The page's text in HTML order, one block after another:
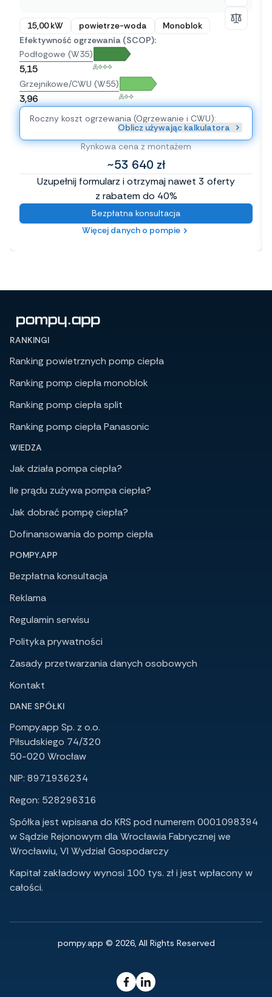
15,00 kW powietrze-woda
Monoblok
Efektywność ogrzewania (SCOP):
Podłogowe (W35)
5,15 A+++
Grzejnikowe/CWU (W55)
3,96 A++
Roczny koszt ogrzewania (Ogrzewanie i CWU):
Oblicz używając kalkulatora
Rynkowa cena z montażem
~53 640 zł
Uzupełnij formularz i otrzymaj nawet 3 oferty
z rabatem do 40%
Bezpłatna konsultacja
Więcej danych o pompie
RANKINGI
Ranking powietrznych pomp ciepła
Ranking pomp ciepła monoblok
Ranking pomp ciepła split
Ranking pomp ciepła Panasonic
WIEDZA
Jak działa pompa ciepła?
Ile prądu zużywa pompa ciepła?
Jak dobrać pompę ciepła?
Dofinansowania do pomp ciepła
POMPY.APP
Bezpłatna konsultacja
Reklama
Regulamin serwisu
Polityka prywatności
Zasady przetwarzania danych osobowych
Kontakt
DANE SPÓŁKI
Pompy.app Sp. z o.o.
Piłsudskiego 74/320
50-020 Wrocław
NIP: 8971936234
Regon: 528296316
Spółka jest wpisana do KRS pod numerem 0001098394
w Sądzie Rejonowym dla Wrocławia Fabrycznej we
Wrocławiu, VI Wydział Gospodarczy
Kapitał zakładowy wynosi 100 tys. zł i jest wpłacony w
całości.
pompy.app © 2026, All Rights Reserved